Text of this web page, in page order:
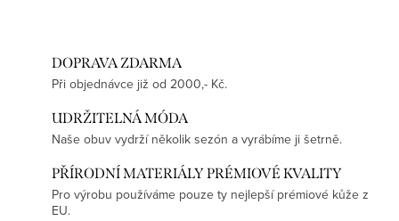
DOPRAVA ZDARMA
Při objednávce již od 2000,- Kč.
UDRŽITELNÁ MÓDA
Naše obuv vydrží několik sezón a vyrábíme ji šetrně.
PŘÍRODNÍ MATERIÁLY PRÉMIOVÉ KVALITY
Pro výrobu používáme pouze ty nejlepší prémiové kůže z
EU.